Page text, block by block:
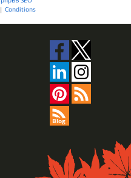
| Conditions